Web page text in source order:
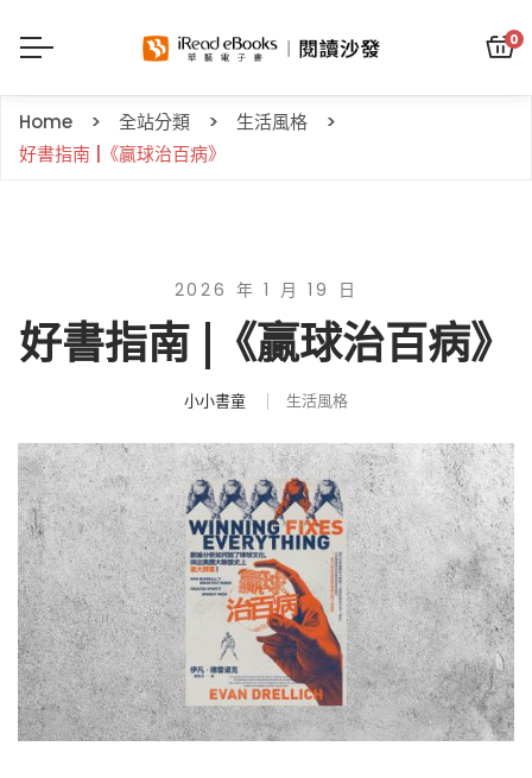
0
Home 全站分類
生活風格
好書指南 |《贏球治百病》
2026 年 1 月 19 日
好書指南 |《贏球治百病》
小小書童 生活風格